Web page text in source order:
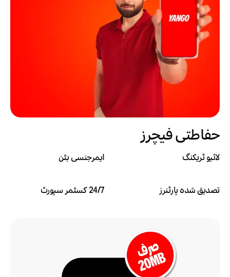
حفاطتی فیچرز
لائیو ٹریکنگ ایمرجنسی بٹن
تصدیق شدہ پارٹنرز 24/7 کسٹمر سپورٹ